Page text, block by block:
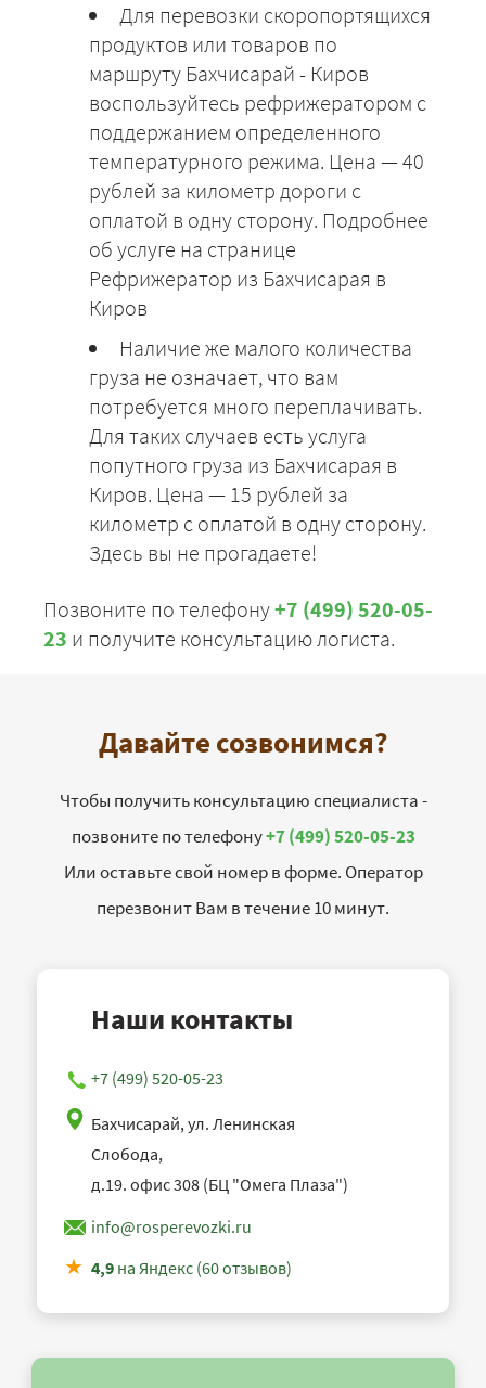
Для перевозки скоропортящихся
продуктов или товаров по
маршруту Бахчисарай - Киров
воспользуйтесь рефрижератором с
поддержанием определенного
температурного режима. Цена — 40
рублей за километр дороги с
оплатой в одну сторону. Подробнее
об услуге на странице
Рефрижератор из Бахчисарая в
Киров
Наличие же малого количества
груза не означает, что вам
потребуется много переплачивать.
Для таких случаев есть услуга
попутного груза из Бахчисарая в
Киров. Цена — 15 рублей за
километр с оплатой в одну сторону.
Здесь вы не прогадаете!
Позвоните по телефону+7 (499) 520-05-
23 и получите консультацию логиста.
Давайте созвонимся?
Чтобы получить консультацию специалиста -
позвоните по телефону+7 (499) 520-05-23
Или оставьте свой номер в форме. Оператор
перезвонит Вам в течение 10 минут.
Наши контакты
+7 (499) 520-05-23
Бахчисарай, ул. Ленинская
Слобода,
д.19. офис 308 (БЦ "Омега Плаза")
info@rosperevozki.ru
4,9 на Яндекс (60 отзывов)